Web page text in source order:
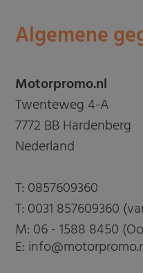
Algemene
Motorpromo.nl
Twenteweg 4-A
7772 BB Hardenberg
Nederland
T: 0857609360
T: 0031 857609360
M: 06 - 1588 8450
E: